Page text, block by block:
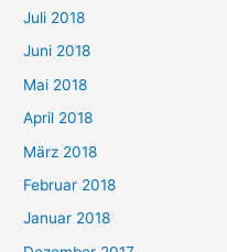
Juli 2018
Juni 2018
Mai 2018
April 2018
März 2018
Februar 2018
Januar 2018